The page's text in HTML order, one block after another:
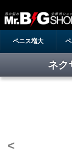
ペニス増大
ネク
<